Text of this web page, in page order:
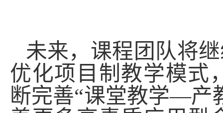
未来，课程团队将
优化项目制教学模式
断完善“课堂教学—产